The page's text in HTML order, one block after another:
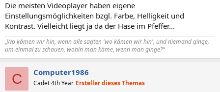
Die meisten Videoplayer haben eigene
Einstellungsmöglichkeiten bzgl. Farbe, Helligkeit und
Kontrast. Vielleicht liegt ja da der Hase im Pfeffer...
„Wo kämen wir hin, wenn alle sagten 'wo kämen wir hin', und niemand ginge,
um einmal zu schauen, wohin man käme, wenn man ginge?“
C Computer1986
Cadet 4th Year Ersteller dieses Themas